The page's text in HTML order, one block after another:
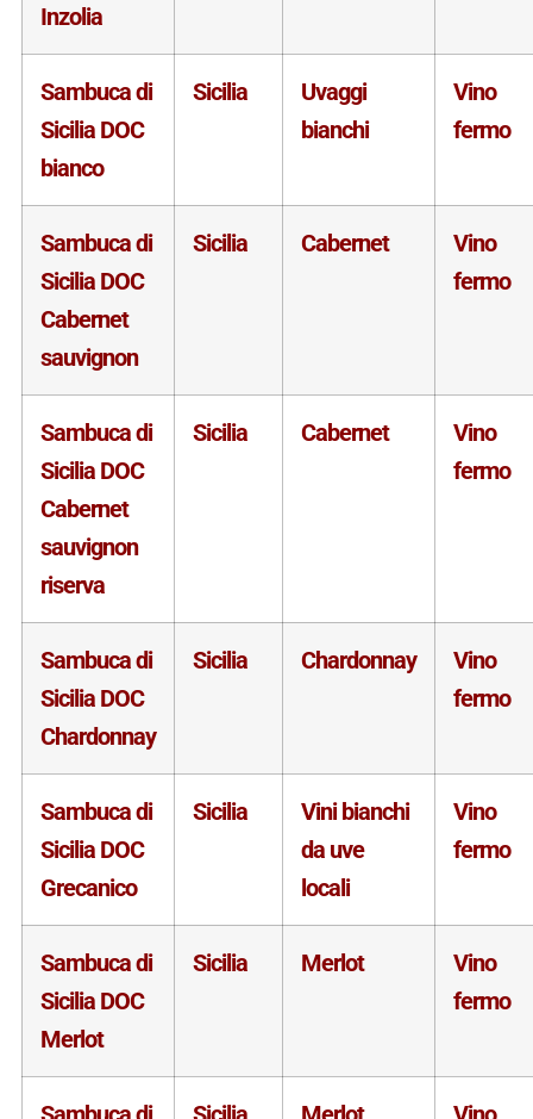
Inzolia
Sambuca di
Sicilia DOC
bianco
Sicilia
Uvaggi
bianchi
Vino
fermo
Sambuca di
Sicilia DOC
Cabernet
sauvignon
Sicilia Cabernet
Vino
fermo
Sambuca di
Sicilia DOC
Cabernet
sauvignon
riserva
Sicilia Cabernet
Vino
fermo
Sambuca di
Sicilia DOC
Chardonnay
Sicilia Chardonnay
Vino
fermo
Sambuca di
Sicilia DOC
Grecanico
Sicilia
Vini bianchi
da uve
locali
Vino
fermo
Sambuca di
Sicilia DOC
Merlot
Sicilia Merlot
Vino
fermo